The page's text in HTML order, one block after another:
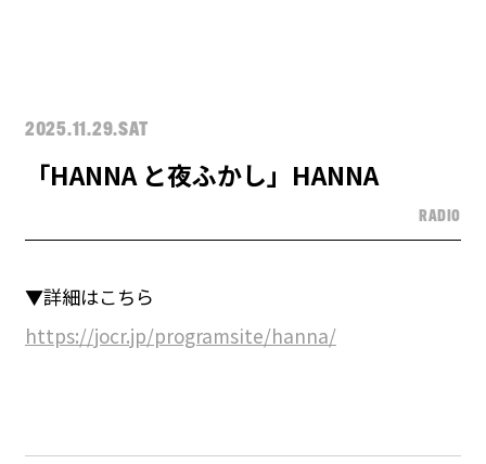
2025.11.29.SAT
「HANNA と夜ふかし」HANNA
RADIO
▼詳細はこちら
https://jocr.jp/programsite/hanna/